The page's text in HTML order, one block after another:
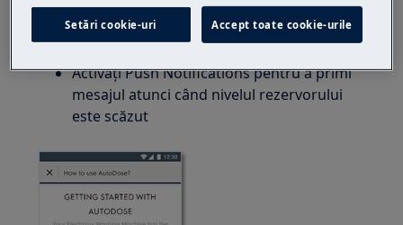
Configurați modul sertarelor (configurare
normală cu dedurizant sau mod de
Activați Push Notifications pentru a primi
mesajul atunci când nivelul rezervorului
este scăzut
Setări cookie-uri Accept toate cookie-urile